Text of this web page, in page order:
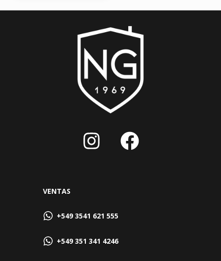
VENTAS
+549 3541 621 555
+549 351 341 4246